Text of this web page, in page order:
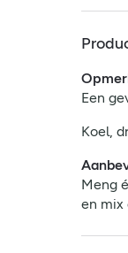
Een
Koel,
Meng
en mix